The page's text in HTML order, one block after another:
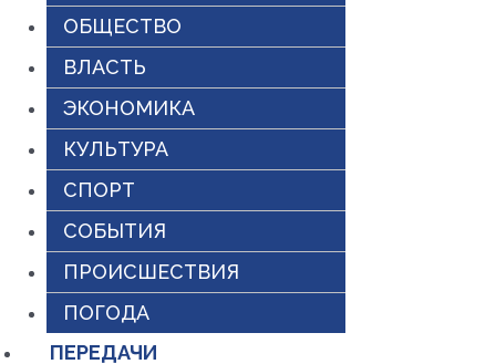
ОБЩЕСТВО
ВЛАСТЬ
ЭКОНОМИКА
КУЛЬТУРА
СПОРТ
СОБЫТИЯ
ПРОИСШЕСТВИЯ
ПОГОДА
ПЕРЕДАЧИ